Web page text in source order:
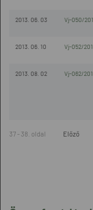
2013. 06. 03 Vj-050/
2013. 06. 10 Vj-052/
2013. 08. 02 Vj-062/
37 - 38. oldal Előző